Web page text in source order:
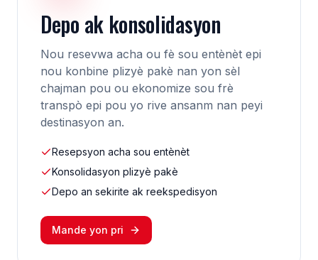
Depo ak konsolidasyon
Nou resevwa acha ou fè sou entènèt epi
nou konbine plizyè pakè nan yon sèl
chajman pou ou ekonomize sou frè
transpò epi pou yo rive ansanm nan peyi
destinasyon an.
Resepsyon acha sou entènèt
Konsolidasyon plizyè pakè
Depo an sekirite ak reekspedisyon
Mande yon pri